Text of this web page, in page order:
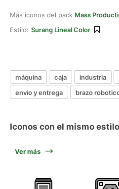
Más iconos del pack Mass
Estilo: Surang Lineal Color
máquina caja industria
envío y entrega
brazo
Iconos con el mismo
Ver más